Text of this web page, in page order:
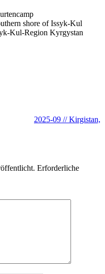
shore of Issyk-Kul
Kul-Region Kyrgystan
2025-09 // Kirgistan,
Erforderliche